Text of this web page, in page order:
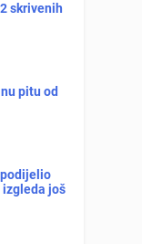
skrivenih
pitu od
izgleda još